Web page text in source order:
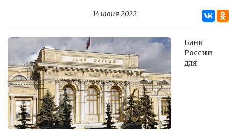
14 июня 2022
Банк
России
для